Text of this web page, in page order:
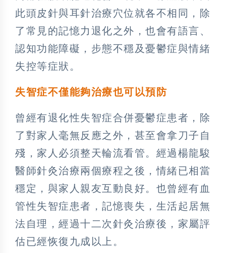
此頭皮針與耳針治療穴位就各不相同，除
了常見的記憶力退化之外，也會有語言、
認知功能障礙，步態不穩及憂鬱症與情緒
失控等症狀。
失智症不僅能夠治療也可以預防
曾經有退化性失智症合併憂鬱症患者，除
了對家人毫無反應之外，甚至會拿刀子自
殘，家人必須整天輪流看管。經過楊龍駿
醫師針灸治療兩個療程之後，情緒已相當
穩定，與家人親友互動良好。也曾經有血
管性失智症患者，記憶喪失，生活起居無
法自理，經過十二次針灸治療後，家屬評
估已經恢復九成以上。